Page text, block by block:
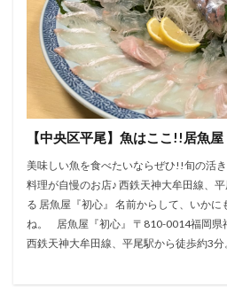
【中央区平尾】魚はここ!!居魚屋
美味しい魚を食べたいならぜひ!!旬の活
料理が自慢のお店♪ 西鉄天神大牟田線、
る 居魚屋『初心』 名前からして、いか
ね。 居魚屋『初心』 〒810-0014福岡県
西鉄天神大牟田線、平尾駅から徒歩約3